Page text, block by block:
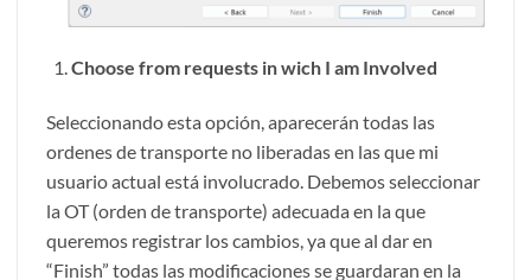
Choose from requests in wich I am Involved
Seleccionando esta opción, aparecerán todas las
ordenes de transporte no liberadas en las que mi
usuario actual está involucrado. Debemos seleccionar
la OT (orden de transporte) adecuada en la que
queremos registrar los cambios, ya que al dar en
“Finish” todas las modificaciones se guardaran en la